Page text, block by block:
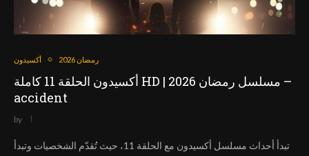
أكسيدون رمضان 2026
أكسيدون الحلقة 11 كاملة HD | مسلسل رمضان 2026 –
accident
by
تبدأ أحداث مسلسل أكسيدون مع الحلقة 11، حيث تُقدّم الشخصيات وتبدأ